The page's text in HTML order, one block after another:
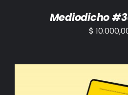
Mediodicho
$